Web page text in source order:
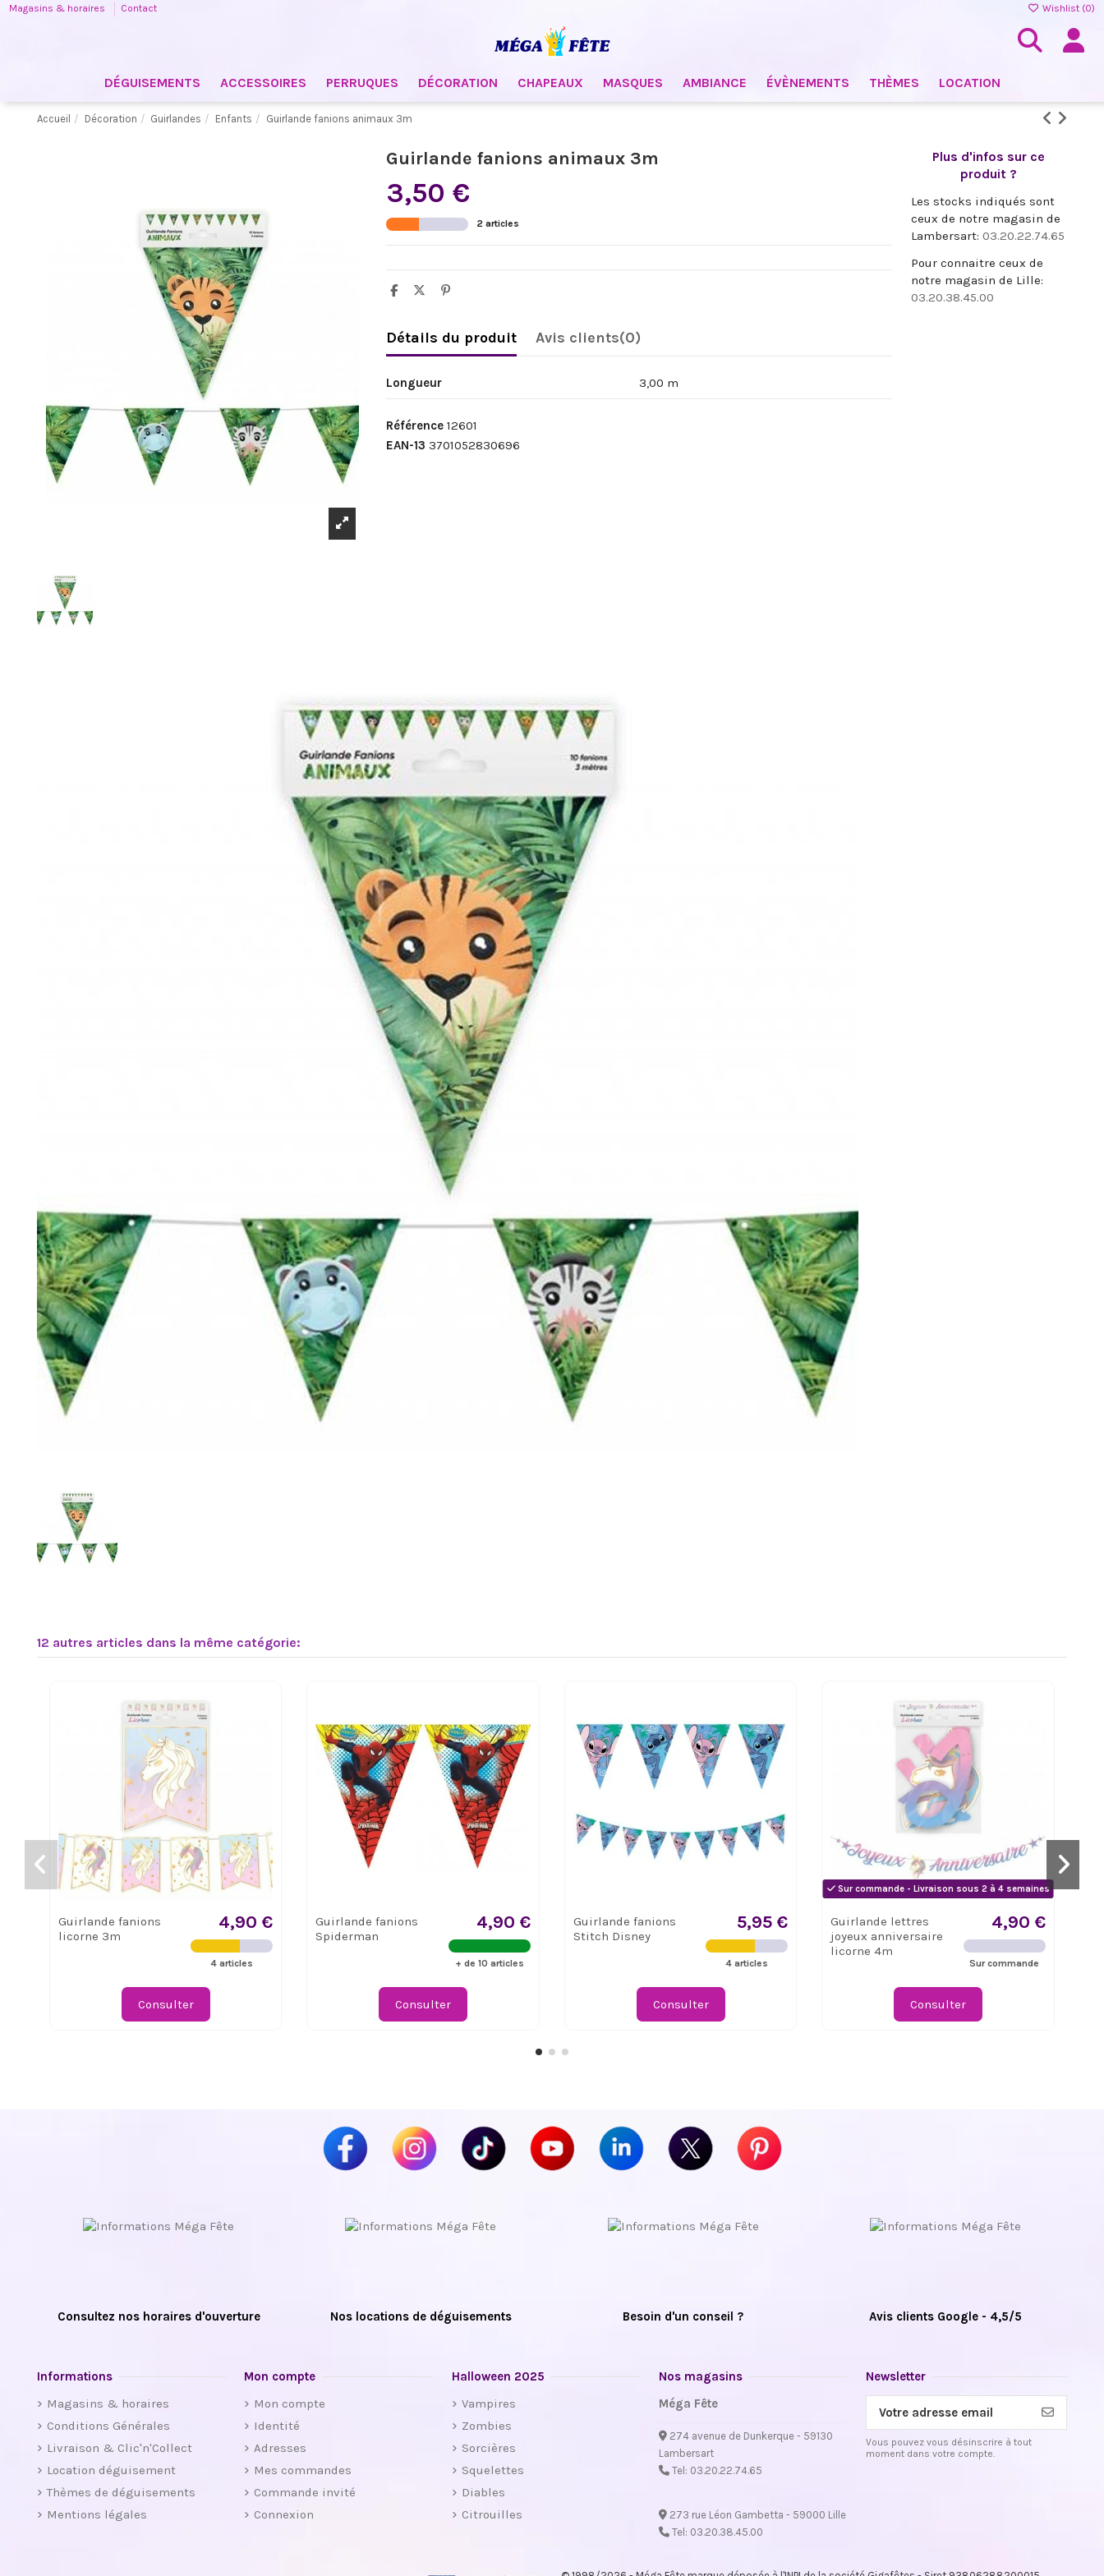
Magasins & horaires Contact Wishlist (0)
DÉGUISEMENTS ACCESSOIRES PERRUQUES DÉCORATION CHAPEAUX MASQUES AMBIANCE ÉVÈNEMENTS THÈMES LOCATION
Accueil Décoration Guirlandes Enfants Guirlande fanions animaux 3m
Guirlande fanions animaux 3m
3,50 €
2 articles
Détails du produit Avis clients(0)
Longueur 3,00 m
Référence 12601
EAN-13 3701052830696
Plus d'infos sur ce
produit ?
Les stocks indiqués sont
ceux de notre magasin de
Lambersart: 03.20.22.74.65
Pour connaitre ceux de
notre magasin de Lille:
03.20.38.45.00
12 autres articles dans la même catégorie:
Guirlande fanions
licorne 3m
4,90 €
4 articles
Consulter
Guirlande fanions
Spiderman
4,90 €
+ de 10 articles
Consulter
Guirlande fanions
Stitch Disney
5,95 €
4 articles
Consulter
Sur commande - Livraison sous 2 à 4 semaines
Guirlande lettres
joyeux anniversaire
licorne 4m
4,90 €
Sur commande
Consulter
Consultez nos horaires d'ouverture Nos locations de déguisements Besoin d'un conseil ? Avis clients Google - 4,5/5
Informations
Magasins & horaires
Conditions Générales
Livraison & Clic'n'Collect
Location déguisement
Thèmes de déguisements
Mentions légales
Mon compte
Mon compte
Identité
Adresses
Mes commandes
Commande invité
Connexion
Halloween 2025
Vampires
Zombies
Sorcières
Squelettes
Diables
Citrouilles
Nos magasins
Méga Fête
274 avenue de Dunkerque - 59130
Lambersart
Tel: 03.20.22.74.65
273 rue Léon Gambetta - 59000 Lille
Tel: 03.20.38.45.00
Newsletter
Vous pouvez vous désinscrire à tout
moment dans votre compte.